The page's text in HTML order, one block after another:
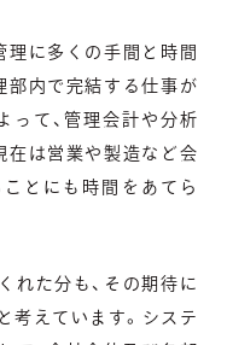
理に多くの手間と時間
部内で完結する仕事が
って、管理会計や分析
在は営業や製造など会
とにも時間をあてら
れた分も、その期待に
考えています。システ